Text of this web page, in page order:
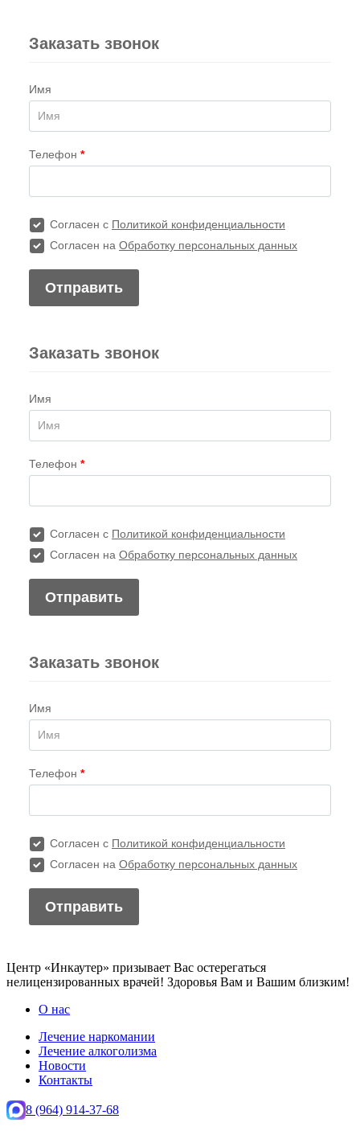
Центр «Инкаутер» призывает Вас остерегаться
нелицензированных врачей! Здоровья Вам и Вашим близким!
О нас
Лечение наркомании
Лечение алкоголизма
Новости
Контакты
8 (964) 914-37-68